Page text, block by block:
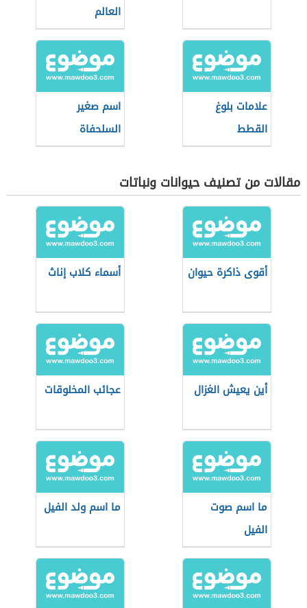
العالم
علامات بلوغ
القطط
اسم صغير
السلحفاة
مقالات من تصنيف حيوانات ونباتات
أقوى ذاكرة حيوان أسماء كلاب إناث
أين يعيش الغزال عجائب المخلوقات
ما اسم صوت
الفيل
ما اسم ولد الفيل